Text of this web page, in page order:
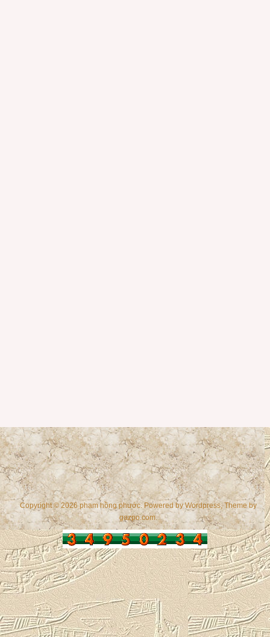
Copyright © 2026 phạm hồng phước. Powered byWordpress , Theme by
gazpo.com.